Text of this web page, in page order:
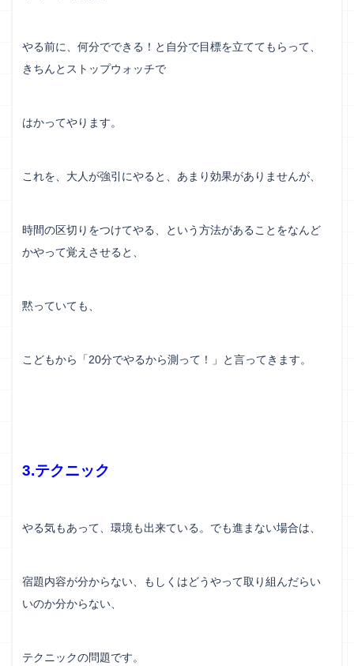
やる前に、何分でできる！と自分で目標を立ててもらって、
きちんとストップウォッチで
はかってやります。
これを、大人が強引にやると、あまり効果がありませんが、
時間の区切りをつけてやる、という方法があることをなんど
かやって覚えさせると、
黙っていても、
こどもから「20分でやるから測って！」と言ってきます。
3.テクニック
やる気もあって、環境も出来ている。でも進まない場合は、
宿題内容が分からない、もしくはどうやって取り組んだらい
いのか分からない、
テクニックの問題です。